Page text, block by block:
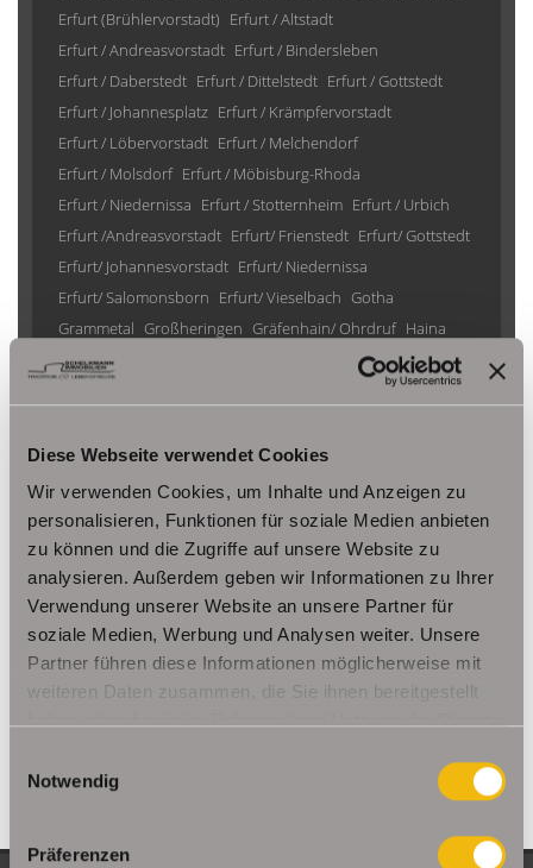
Diese Webseite verwendet Cookies
Wir verwenden Cookies, um Inhalte und Anzeigen zu
personalisieren, Funktionen für soziale Medien anbieten
zu können und die Zugriffe auf unsere Website zu
analysieren. Außerdem geben wir Informationen zu Ihrer
Verwendung unserer Website an unsere Partner für
soziale Medien, Werbung und Analysen weiter. Unsere
Partner führen diese Informationen möglicherweise mit
weiteren Daten zusammen, die Sie ihnen bereitgestellt
Notwendig
Präferenzen
Erfurt (Brühlervorstadt) Erfurt / Altstadt
Erfurt / Andreasvorstadt Erfurt / Bindersleben
Erfurt / Daberstedt Erfurt / Dittelstedt Erfurt / Gottstedt
Erfurt / Johannesplatz Erfurt / Krämpfervorstadt
Erfurt / Löbervorstadt Erfurt / Melchendorf
Erfurt / Molsdorf Erfurt / Möbisburg-Rhoda
Erfurt / Niedernissa Erfurt / Stotternheim Erfurt / Urbich
Erfurt /Andreasvorstadt Erfurt/ Frienstedt Erfurt/ Gottstedt
Erfurt/ Johannesvorstadt Erfurt/ Niedernissa
Erfurt/ Salomonsborn Erfurt/ Vieselbach Gotha
Grammetal Großheringen Gräfenhain/ Ohrdruf Haina
Herbsleben
Ohrdruf Riethnordhausen Ruhla
Saalfeld/Saale / Remschütz
Steinbach-Hallenberg/ Viernau
Tonna / Gräfentonna Udestedt
Unstrut- Hainich /Großengottern
Weimar / Legefeld
Immo Am Ettersberg Haus Am Ettersberg Häuser Am Ettersberg
kaufen Am Ettersberg Immobilie Am Ettersberg Immobilien Am
Ettersberg
Hauskauf Am Ettersberg
Immobilienkauf Am
Ettersberg